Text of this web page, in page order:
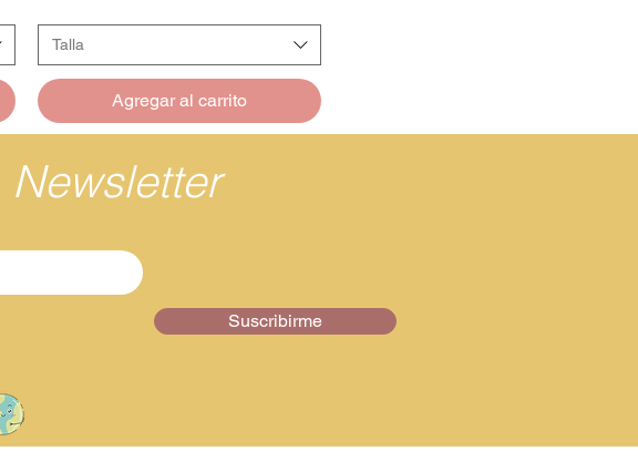
Talla
Agregar al carrito
Newsletter
Suscribirme